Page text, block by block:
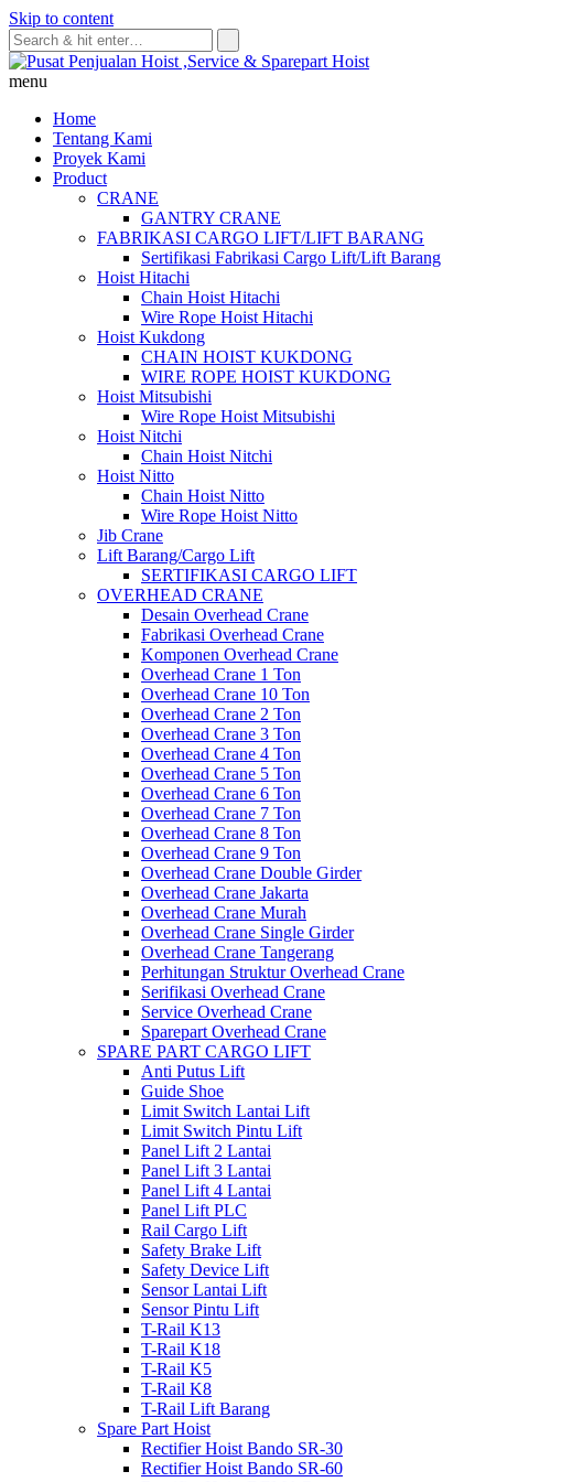
Skip to content
menu
Home
Tentang Kami
Proyek Kami
Product
CRANE
GANTRY CRANE
FABRIKASI CARGO LIFT/LIFT BARANG
Sertifikasi Fabrikasi Cargo Lift/Lift Barang
Hoist Hitachi
Chain Hoist Hitachi
Wire Rope Hoist Hitachi
Hoist Kukdong
CHAIN HOIST KUKDONG
WIRE ROPE HOIST KUKDONG
Hoist Mitsubishi
Wire Rope Hoist Mitsubishi
Hoist Nitchi
Chain Hoist Nitchi
Hoist Nitto
Chain Hoist Nitto
Wire Rope Hoist Nitto
Jib Crane
Lift Barang/Cargo Lift
SERTIFIKASI CARGO LIFT
OVERHEAD CRANE
Desain Overhead Crane
Fabrikasi Overhead Crane
Komponen Overhead Crane
Overhead Crane 1 Ton
Overhead Crane 10 Ton
Overhead Crane 2 Ton
Overhead Crane 3 Ton
Overhead Crane 4 Ton
Overhead Crane 5 Ton
Overhead Crane 6 Ton
Overhead Crane 7 Ton
Overhead Crane 8 Ton
Overhead Crane 9 Ton
Overhead Crane Double Girder
Overhead Crane Jakarta
Overhead Crane Murah
Overhead Crane Single Girder
Overhead Crane Tangerang
Perhitungan Struktur Overhead Crane
Serifikasi Overhead Crane
Service Overhead Crane
Sparepart Overhead Crane
SPARE PART CARGO LIFT
Anti Putus Lift
Guide Shoe
Limit Switch Lantai Lift
Limit Switch Pintu Lift
Panel Lift 2 Lantai
Panel Lift 3 Lantai
Panel Lift 4 Lantai
Panel Lift PLC
Rail Cargo Lift
Safety Brake Lift
Safety Device Lift
Sensor Lantai Lift
Sensor Pintu Lift
T-Rail K13
T-Rail K18
T-Rail K5
T-Rail K8
T-Rail Lift Barang
Spare Part Hoist
Rectifier Hoist Bando SR-30
Rectifier Hoist Bando SR-60